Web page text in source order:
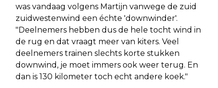
was vandaag volgens Martijn vanwege de zuid
zuidwestenwind een échte 'downwinder'.
"Deelnemers hebben dus de hele tocht wind in
de rug en dat vraagt meer van kiters. Veel
deelnemers trainen slechts korte stukken
downwind, je moet immers ook weer terug. En
dan is 130 kilometer toch echt andere koek."